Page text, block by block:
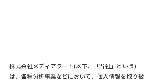
株式会社メディアラート(以下、「当社」という)
は、各種分析事業などにおいて、個人情報を取り扱